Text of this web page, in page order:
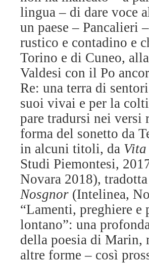
lingua – di dare voce
un paese – Pancalieri
rustico e contadino e
Torino e di Cuneo,
Valdesi con il Po
Re: una terra di
suoi vivai e per la
pare tradursi nei
forma del sonetto da
in alcuni titoli, da
Studi Piemontesi,
Novara 2018),
Nosgnor (Intelinea,
“Lamenti, preghiere
lontano”: una
della poesia di
altre forme – così